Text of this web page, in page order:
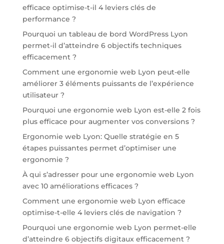
efficace optimise-t-il 4 leviers clés de
performance ?
Pourquoi un tableau de bord WordPress Lyon
permet-il d’atteindre 6 objectifs techniques
efficacement ?
Comment une ergonomie web Lyon peut-elle
améliorer 3 éléments puissants de l’expérience
utilisateur ?
Pourquoi une ergonomie web Lyon est-elle 2 fois
plus efficace pour augmenter vos conversions ?
Ergonomie web Lyon: Quelle stratégie en 5
étapes puissantes permet d’optimiser une
ergonomie ?
À qui s’adresser pour une ergonomie web Lyon
avec 10 améliorations efficaces ?
Comment une ergonomie web Lyon efficace
optimise-t-elle 4 leviers clés de navigation ?
Pourquoi une ergonomie web Lyon permet-elle
d’atteindre 6 objectifs digitaux efficacement ?